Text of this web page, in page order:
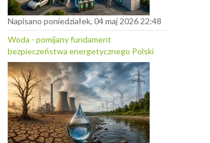
Napisano poniedziałek, 04 maj 2026 22:48
Woda - pomijany fundament
bezpieczeństwa energetycznego Polski